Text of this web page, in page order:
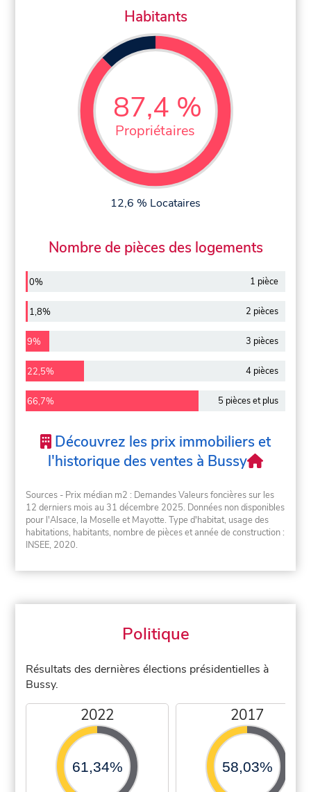
Habitants
87,4 %
Propriétaires
12,6 % Locataires
Nombre de pièces des logements
0% 1 pièce
1,8% 2 pièces
9% 3 pièces
22,5% 4 pièces
66,7% 5 pièces et plus
Découvrez les prix immobiliers et
l'historique des ventes à Bussy
Sources - Prix médian m2 : Demandes Valeurs foncières sur les
12 derniers mois au 31 décembre 2025. Données non disponibles
pour l'Alsace, la Moselle et Mayotte. Type d'habitat, usage des
habitations, habitants, nombre de pièces et année de construction :
INSEE, 2020.
Politique
Résultats des dernières élections présidentielles à
Bussy.
2022
61,34%
2017
58,03%